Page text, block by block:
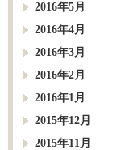
2016年5月
2016年4月
2016年3月
2016年2月
2016年1月
2015年12月
2015年11月